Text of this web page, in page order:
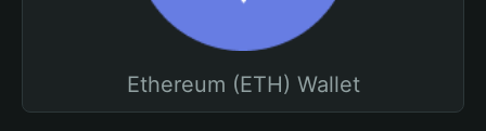
Ethereum (ETH) Wallet